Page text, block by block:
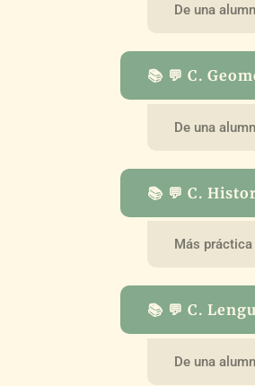
De una
📚 💬 C.
De una
📚 💬 C.
Más
📚 💬 C.
De una